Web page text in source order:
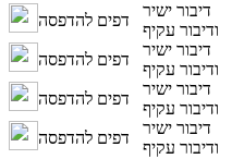
דפים להדפסה
דיבור ישיר
ודיבור עקיף
דפים להדפסה
דיבור ישיר
ודיבור עקיף
דפים להדפסה
דיבור ישיר
ודיבור עקיף
דפים להדפסה
דיבור ישיר
ודיבור עקיף